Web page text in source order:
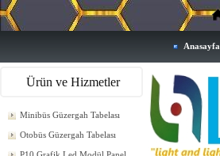
Anasayfa
Ürün ve Hizmetler
Minibüs Güzergah Tabelası
Otobüs Güzergah Tabelası